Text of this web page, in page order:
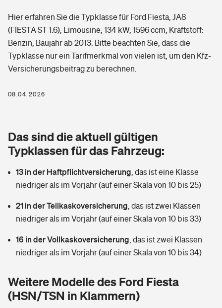
Grundfähigkeitsversicherung
Arbeitsrechtsschutz
Berufshaftpflichtversicherung
Zur Übersicht
Tools
Wer versichert was: Jetzt Versicherer finden
Sie haben Fragen?
Elementarversicherung
Glasversicherung
Mietkautionsversicherung
Restkreditversicherung
Zur Übersicht
Tools
Freizeit
Pri­vate Haft­pflicht­
Kinderunfall­ver­si­che­rung
Kinderinvalidität
Reiseversicherung
Pferdehalter-Haftpflicht
Handyversicherung
Gesundheit
Private Krankenversicherung
Dread-Disease-Versicherung
Tierkrankenversicherung
Sie haben Fragen?
Hier erfahren Sie die Typklasse für Ford Fiesta, JA8
(FIESTA ST 1.6), Limousine, 134 kW, 1596 ccm, Kraftstoff:
Benzin, Baujahr ab 2013. Bitte beachten Sie, dass die
Typklasse nur ein Tarifmerkmal von vielen ist, um den Kfz-
Versicherungsbeitrag zu berechnen.
08.04.2026
Das sind die aktuell gültigen
Typklassen für das Fahrzeug:
13 in der Haftpflichtversicherung das ist eine Klasse
niedriger als im Vorjahr (auf einer Skala von 10 bis 25)
21 in der Teilkaskoversicherung das ist zwei Klassen
niedriger als im Vorjahr (auf einer Skala von 10 bis 33)
16 in der Vollkaskoversicherung das ist zwei Klassen
niedriger als im Vorjahr (auf einer Skala von 10 bis 34)
Weitere Modelle des Ford Fiesta
(HSN/TSN in Klammern)